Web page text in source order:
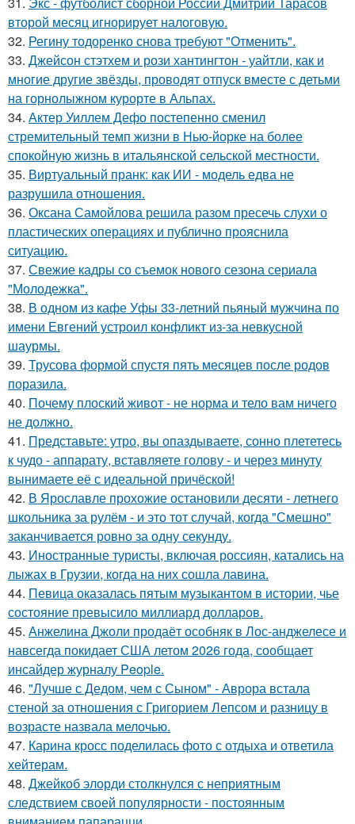
второй месяц игнорирует налоговую.
32. Регину тодоренко снова требуют "Отменить".
33. Джейсон стэтхем и рози хантингтон - уайтли, как и
многие другие звёзды, проводят отпуск вместе с детьми
на горнолыжном курорте в Альпах.
34. Актер Уиллем Дефо постепенно сменил
стремительный темп жизни в Нью-йорке на более
спокойную жизнь в итальянской сельской местности.
35. Виртуальный пранк: как ИИ - модель едва не
разрушила отношения.
36. Оксана Самойлова решила разом пресечь слухи о
пластических операциях и публично прояснила
ситуацию.
37. Свежие кадры со съемок нового сезона сериала
"Молодежка".
38. В одном из кафе Уфы 33-летний пьяный мужчина по
имени Евгений устроил конфликт из-за невкусной
шаурмы.
39. Трусова формой спустя пять месяцев после родов
поразила.
40. Почему плоский живот - не норма и тело вам ничего
не должно.
41. Представьте: утро, вы опаздываете, сонно плететесь
к чудо - аппарату, вставляете голову - и через минуту
вынимаете её с идеальной причёской!
42. В Ярославле прохожие остановили десяти - летнего
школьника за рулём - и это тот случай, когда "Смешно"
заканчивается ровно за одну секунду.
43. Иностранные туристы, включая россиян, катались на
лыжах в Грузии, когда на них сошла лавина.
44. Певица оказалась пятым музыкантом в истории, чье
состояние превысило миллиард долларов.
45. Анжелина Джоли продаёт особняк в Лос-анджелесе и
навсегда покидает США летом 2026 года, сообщает
инсайдер журналу People.
46. "Лучше с Дедом, чем с Сыном" - Аврора встала
стеной за отношения с Григорием Лепсом и разницу в
возрасте назвала мелочью.
47. Карина кросс поделилась фото с отдыха и ответила
хейтерам.
48. Джейкоб элорди столкнулся с неприятным
следствием своей популярности - постоянным